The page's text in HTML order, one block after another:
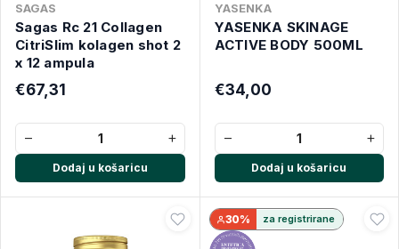
SAGAS
Sagas Rc 21 Collagen
CitriSlim kolagen shot 2
x 12 ampula
€67,31
− +
Dodaj u košaricu
YASENKA
YASENKA SKINAGE
ACTIVE BODY 500ML
€34,00
− +
Dodaj u košaricu
30% za registrirane